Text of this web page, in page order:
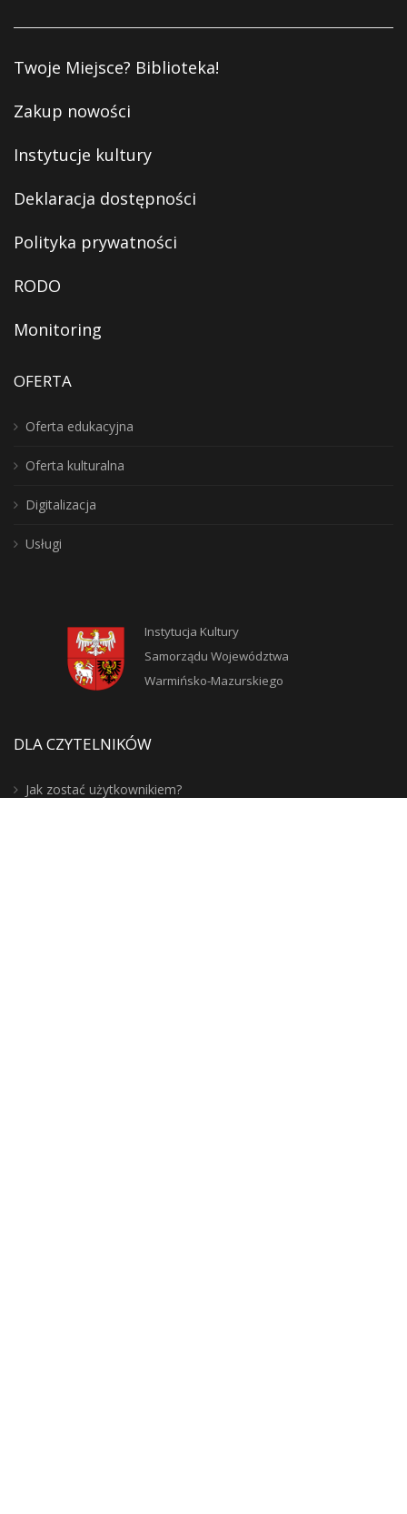
Twoje Miejsce? Biblioteka!
Zakup nowości
Instytucje kultury
Deklaracja dostępności
Polityka prywatności
RODO
Monitoring
OFERTA
Oferta edukacyjna
Oferta kulturalna
Digitalizacja
Usługi
Instytucja Kultury
Samorządu Województwa
Warmińsko-Mazurskiego
DLA CZYTELNIKÓW
Jak zostać użytkownikiem?